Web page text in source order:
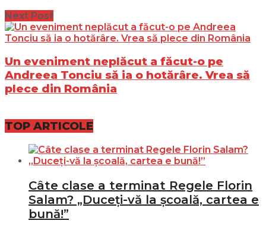
Next Post
Un eveniment neplăcut a făcut-o pe
Andreea Tonciu să ia o hotărâre. Vrea să
plece din România
TOP ARTICOLE
Câte clase a terminat Regele Florin
Salam? „Duceți-vă la școală, cartea e
bună!”